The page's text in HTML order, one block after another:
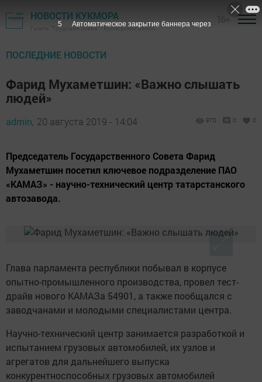
НОВОСТИ КУКМОРА
Газета "Трудовая слава" - Кукморский район
ПОСЛЕДНИЕ НОВОСТИ
Фарид Мухаметшин: «Важно слышать
людей»
admin, 20 августа 2019 - 14:04 970 0 0
Председатель Государственного Совета Фарид
Мухаметшин посетил ключевое подразделение ПАО
«КАМАЗ» - научно-технический центр татарстанского
автозавода.
Глава парламента республики побывал в корпусе
опытно-промышленного производства, провел тест-
драйв нового КАМАЗа 54901, а также пообщался с
заводчанами и молодыми специалистами центра.
Научно-технический центр занимается разработкой и
испытанием грузовых автомобилей, их узлов и
агрегатов для дальнейшего выпуска
конкурентноспособных грузовых автомобилей
4 Автоматическое закрытие баннера через